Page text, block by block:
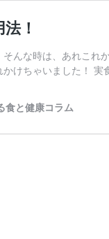
！
そんな時は、あれこ
かけちゃいました！
食と健康コラム